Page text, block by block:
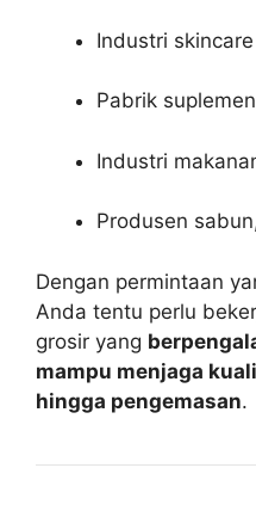
Industri
Pabrik
Industri
Produsen
Dengan permintaan
Anda tentu perlu
grosir yang
mampu menjaga
hingga pengemasan.